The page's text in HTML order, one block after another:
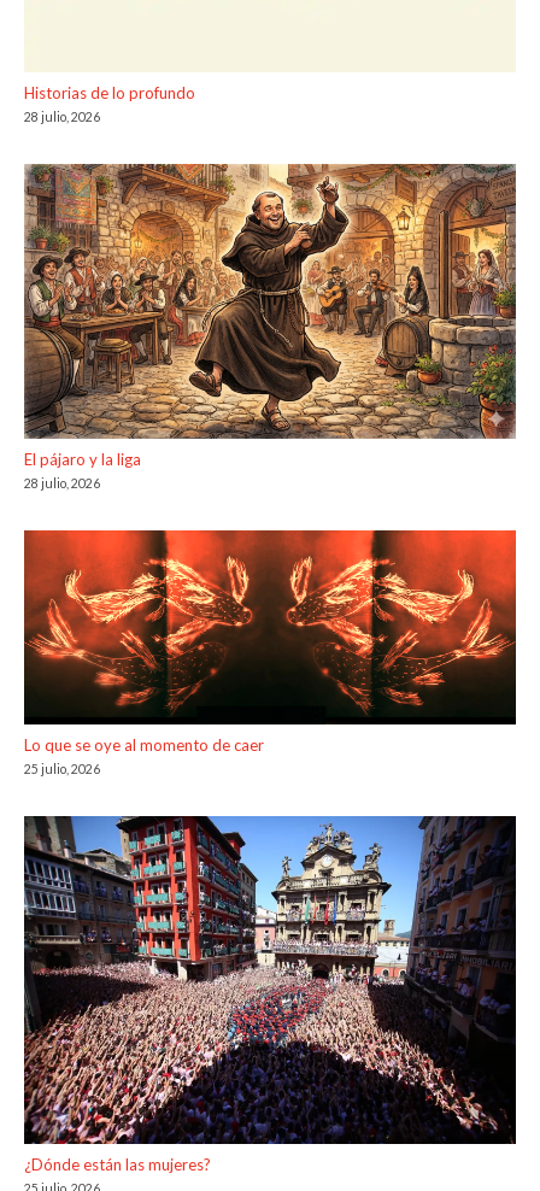
Historias de lo profundo
28 julio, 2026
El pájaro y la liga
28 julio, 2026
Lo que se oye al momento de caer
25 julio, 2026
¿Dónde están las mujeres?